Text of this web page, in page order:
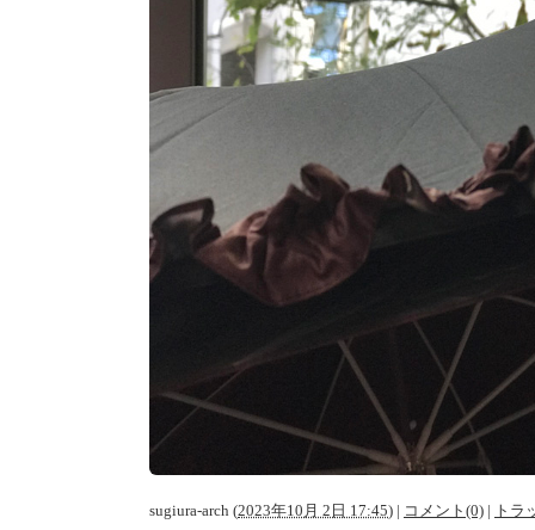
sugiura-arch (2023年10月 2日 17:45) | コメント(0) | トラ